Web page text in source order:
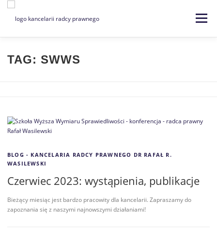
Menu
Strona główna
Blog EN | DE
TAG: SWWS
BLOG - KANCELARIA RADCY PRAWNEGO DR RAFAŁ R.
WASILEWSKI
Czerwiec 2023: wystąpienia, publikacje
Bieżący miesiąc jest bardzo pracowity dla kancelarii. Zapraszamy do
zapoznania się z naszymi najnowszymi działaniami!